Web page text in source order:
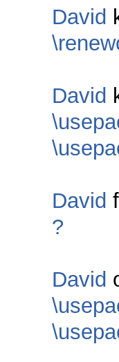
David
David
David
?
David